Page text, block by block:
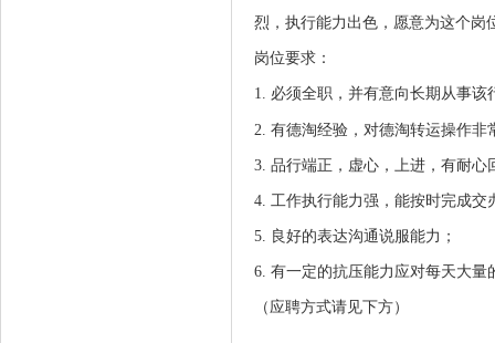
烈，执行能力出色，愿意为这个岗
岗位要求：
1. 必须全职，并有意向长期从事该
2. 有德淘经验， 对德淘转运操作非
3. 品行端正，虚心，上进，有耐
4. 工作执行能力强，能按时完成交
5. 良好的表达沟通说服能力；
6. 有一定的抗压能力应对每天大量
（应聘方式请见下方）